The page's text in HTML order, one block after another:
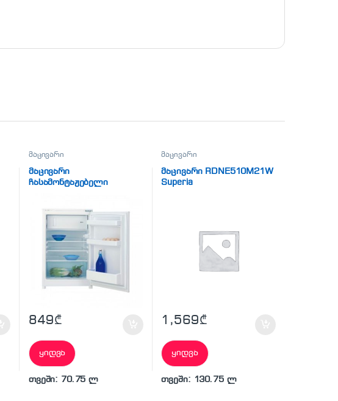
მაცივარი
მაცივარი
ჩასამონტაჟებელი
849₾
ყიდვა
თვეში: 70.75 ლ
მაცივარი
მაცივარი RDNE510M21W
Superia
1,569₾
ყიდვა
თვეში: 130.75 ლ